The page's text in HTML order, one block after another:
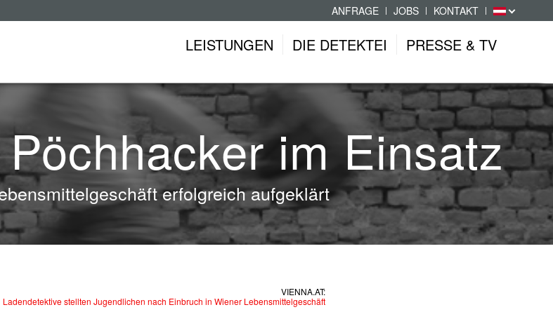
ANFRAGE JOBS KONTAKT
LEISTUNGEN DIE DETEKTEI PRESSE & TV
im Einsatz
erfolgreich aufgeklärt
VIENNA.AT:
Ladendetektive stellten Jugendlichen nach Einbruch in Wiener Lebensmittelgeschäft